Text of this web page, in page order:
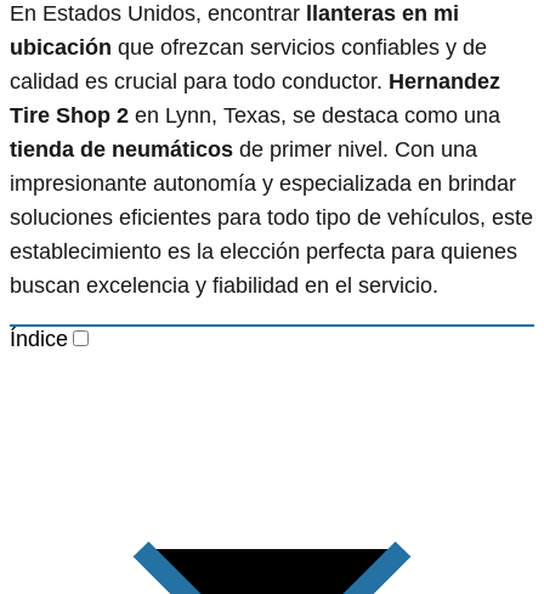
En Estados Unidos, encontrar
llanteras en mi
ubicación que ofrezcan servicios confiables y de
calidad es crucial para todo conductor. Hernandez
Tire Shop 2 en Lynn, Texas, se destaca como una
tienda de neumáticos de primer nivel. Con una
impresionante autonomía y especializada en brindar
soluciones eficientes para todo tipo de vehículos, este
establecimiento es la elección perfecta para quienes
buscan excelencia y fiabilidad en el servicio.
Índice